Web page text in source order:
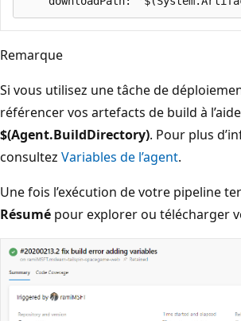
Remarque
Si vous utilisez une tâche de
référencer vos artefacts de build à
$(Agent.BuildDirectory). Pour plus
consultez Variables de l’agent.
Une fois l’exécution de votre pipeline
Résumé pour explorer ou télécharger